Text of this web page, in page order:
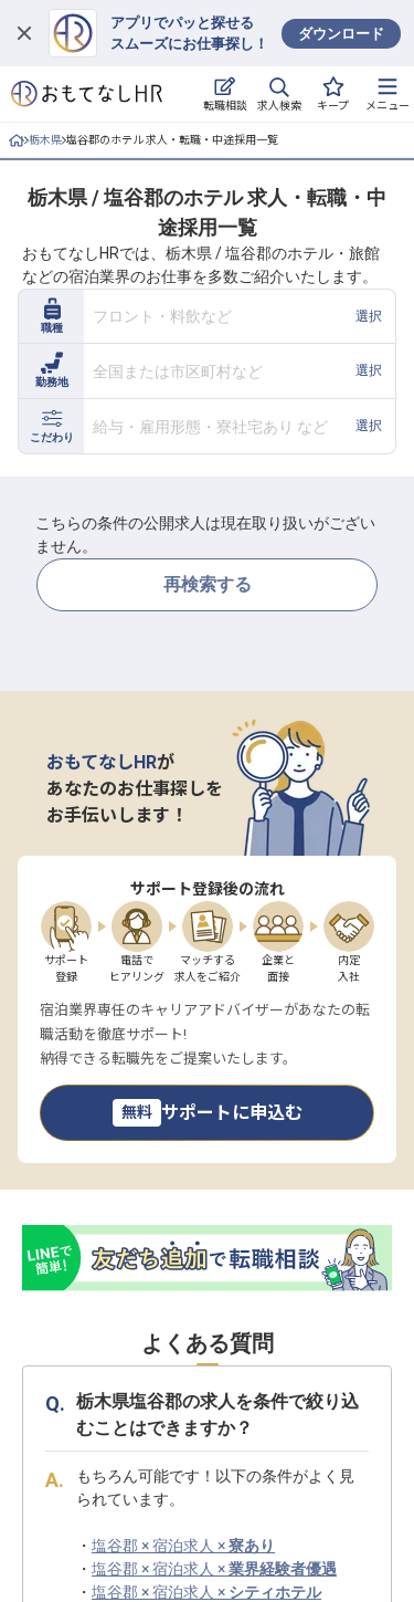
アプリでパッと探せる
スムーズにお仕事探し！
ダウンロード
転職相談 求人検索 キープ メニュー
ログイン
求人・施設を探す
就職・転職 合同説明会
おもてなしHRについて
ご利用の流れ
よくある質問
ホテル・宿泊業界情報コラム
無料 転職サポートに申し込む
採用をお考えの企業様へ
栃木県 塩谷郡のホテル 求人・転職・中途採用一覧
栃木県 / 塩谷郡のホテル 求人・転職・中
途採用一覧
おもてなしHRでは、栃木県 / 塩谷郡のホテル・旅館
などの宿泊業界のお仕事を多数ご紹介いたします。
職種
フロント・料飲など 選択
勤務地
全国または市区町村など 選択
こだわり
給与・雇用形態・寮社宅あり など 選択
こちらの条件の公開求人は現在取り扱いがござい
ません。
再検索する
おもてなしHRが
あなたのお仕事探しを
お手伝いします！
サポート登録後の流れ
サポート
登録
電話で
ヒアリング
マッチする
求人をご紹介
企業と
面接
内定
入社
宿泊業界専任のキャリアアドバイザーがあなたの転
職活動を徹底サポート!
納得できる転職先をご提案いたします。
無料 サポートに申込む
よくある質問
栃木県塩谷郡の求人を条件で絞り込
むことはできますか？
もちろん可能です！以下の条件がよく見
られています。
・ 塩谷郡 × 宿泊求人 ×寮あり
・ 塩谷郡 × 宿泊求人 ×業界経験者優遇
・ 塩谷郡 × 宿泊求人 × シティホテル